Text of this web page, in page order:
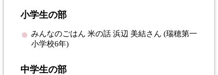
小学生の部
みんなのごはん 米の話 浜辺 美結さん (瑞穂第一
小学校6年)
中学生の部